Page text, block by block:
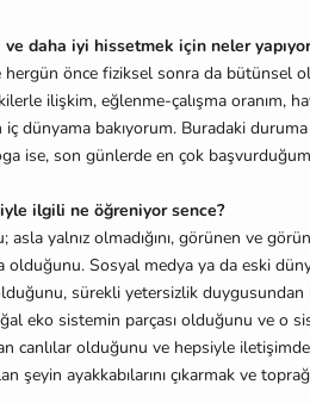
daha iyi hissetmek için neler
önce fiziksel sonra da bütünsel
ilişkim, eğlenme-çalışma oranım,
dünyama bakıyorum. Buradaki
ise, son günlerde en çok
ilgili ne öğreniyor sence?
asla yalnız olmadığını, görünen ve
olduğunu. Sosyal medya ya da eski
sürekli yetersizlik duygusundan
eko sistemin parçası olduğunu ve o
canlılar olduğunu ve hepsiyle
şeyin ayakkabılarını çıkarmak ve